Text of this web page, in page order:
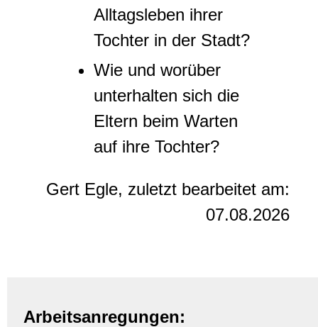
Alltagsleben ihrer
Tochter in der Stadt?
Wie und worüber
unterhalten sich die
Eltern beim Warten
auf ihre Tochter?
Gert Egle, zuletzt bearbeitet am:
07.08.2026
Arbeitsanregungen: